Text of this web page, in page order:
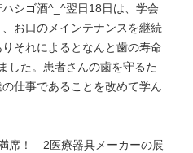
シゴ酒^_^翌日18日は、学会
お口のメインテナンスを継続
それによるとなんと歯の寿命
した。患者さんの歯を守るた
仕事であることを改めて学ん
席！ 2医療器具メーカーの展